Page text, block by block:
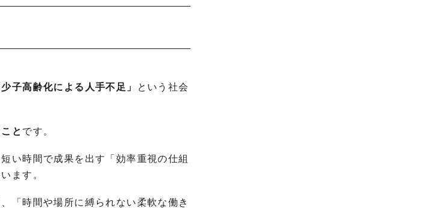
少子高齢化による人手不足」
という社会
と です。
い時間で成果を出す「効率重視の仕組
ます。
「時間や場所に縛られない柔軟な働き